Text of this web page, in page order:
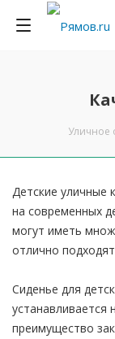
Уличное
Детские уличные
на современных
могут иметь
отлично
Сиденье для
устанавливается
преимущество